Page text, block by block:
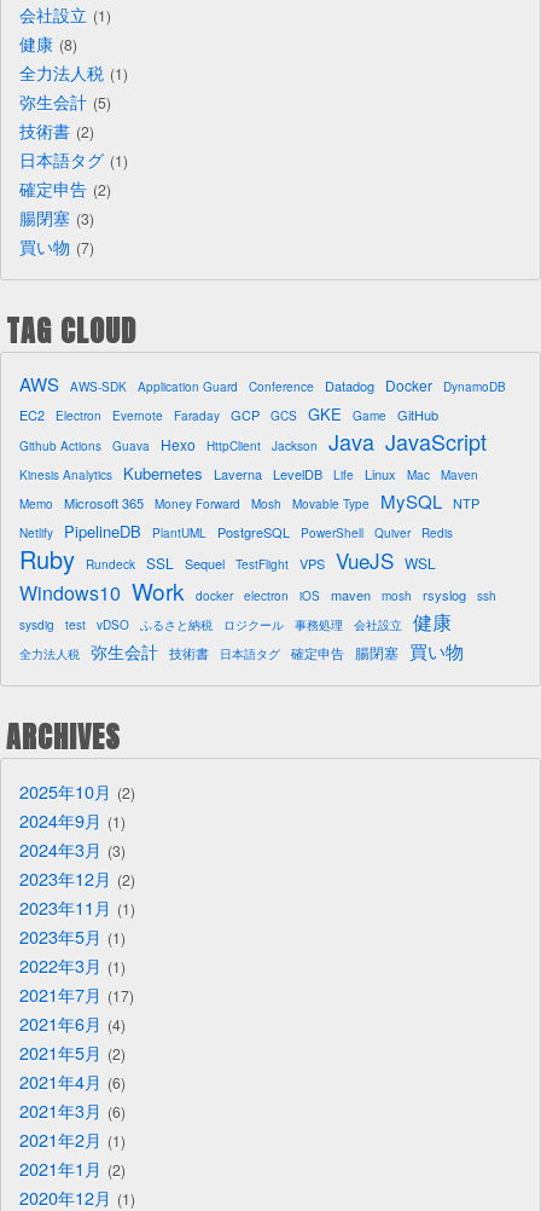
会社設立 1
健康 8
全力法人税 1
弥生会計 5
技術書 2
日本語タグ 1
確定申告 2
腸閉塞 3
買い物 7
TAG CLOUD
AWS AWS-SDK Application Guard Conference Datadog Docker DynamoDB
EC2 Electron Evernote Faraday GCP GCS GKE Game GitHub
Github Actions Guava Hexo HttpClient Jackson Java JavaScript
Kinesis Analytics Kubernetes Laverna LevelDB Life Linux Mac
Maven
Memo
Microsoft 365 Money Forward Mosh Movable Type MySQL NTP
Netlify PipelineDB PlantUML PostgreSQL PowerShell Quiver Redis
Ruby Rundeck SSL Sequel TestFlight VPS VueJS WSL
Windows10 Work docker electron iOS maven mosh rsyslog
ssh
sysdig
test vDSO ふるさと納税 ロジクール 事務処理 会社設立 健康
全力法人税 弥生会計 技術書 日本語タグ 確定申告 腸閉塞 買い物
ARCHIVES
2025年10月 2
2024年9月 1
2024年3月 3
2023年12月 2
2023年11月 1
2023年5月 1
2022年3月 1
2021年7月 17
2021年6月 4
2021年5月 2
2021年4月 6
2021年3月 6
2021年2月 1
2021年1月 2
2020年12月 1